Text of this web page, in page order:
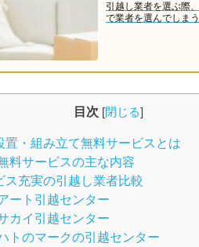
引越し業者を選ぶ際
で業者を選んでしま
目次 [閉じる]
置・組み立て無料サービスとは
料サービスの主な内容
ス充実の引越し業者比較
ート引越センター
カイ引越センター
トのマークの引越センター